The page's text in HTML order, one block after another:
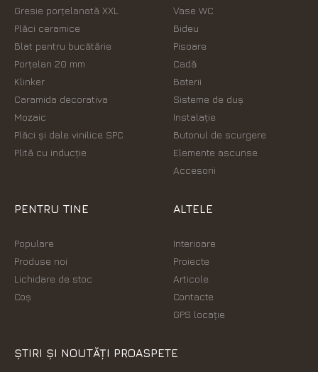
Gresie porțelanată XXL
Plăci ceramice
Blat pentru bucătărie
Porțelan 20 mm
Klinker
Caramida decorativa
Mozaic
Plăci şi dale vinilice SPC
Plită cu inducție
Vase WC
Bideu
Pisoare
Cadă
Baterii
Sisteme de duș
Instalație
Butonul de scurgere
Elemente ascunse
Accesorii
PENTRU TINE
Populare
Produse noi
Lichidare de stoc
Coș
ALTELE
Interioare
Proiecte
Articole
Contacte
GPS locație
ȘTIRI ȘI NOUTĂȚI PROASPETE